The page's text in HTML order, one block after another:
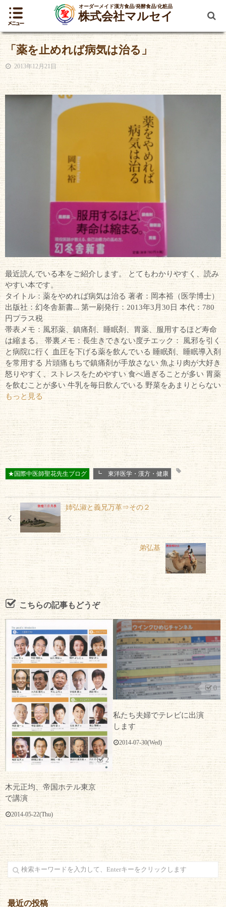
オーダーメイド漢方食品/発酵食品/化粧品
株式会社マルセイ
「薬を止めれば病気は治る」
2013年12月21日
最近読んでいる本をご紹介します。 とてもわかりやすく、読み
やすい本です。
タイトル：薬をやめれば病気は治る 著者：岡本裕（医学博士）
出版社：幻冬舎新書... 第一刷発行：2013年3月30日 本代：780
円プラス税
帯表メモ：風邪薬、鎮痛剤、睡眠剤、胃薬、服用するほど寿命
は縮まる。 帯裏メモ：長生きできない度チエック： 風邪を引く
と病院に行く 血圧を下げる薬を飲んでいる 睡眠剤、睡眠導入剤
を常用する 片頭痛もちで鎮痛剤が手放さない 魚より肉が大好き
怒りやすく、ストレスをためやすい 食べ過ぎることが多い 胃薬
を飲むことが多い 牛乳を毎日飲んでいる 野菜をあまりとらない
もっと見る
★国際中医師聖花先生ブログ ┗ 東洋医学・漢方・健康
姉弘淑と義兄万革⇒その２
弟弘基
こちらの記事もどうぞ
2
木元正均、帝国ホテル東京
で講演
2014-05-22(Thu)
0
私たち夫婦でテレビに出演
します
2014-07-30(Wed)
最近の投稿